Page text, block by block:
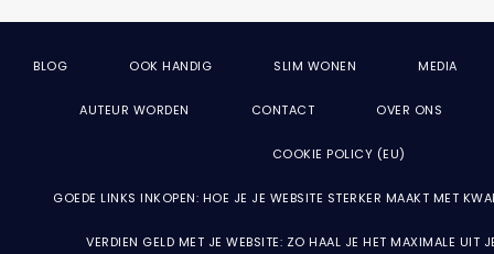
BLOG OOK HANDIG SLIM WONEN MEDIA
AUTEUR WORDEN CONTACT OVER ONS
COOKIE POLICY (EU)
GOEDE LINKS INKOPEN: HOE JE JE WEBSITE STERKER MAAKT MET
VERDIEN GELD MET JE WEBSITE: ZO HAAL JE HET MAXIMALE UIT